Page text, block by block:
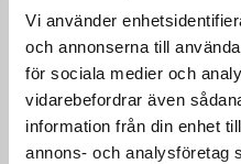
Vi använder
och annonserna till
för sociala medier och
vidarebefordrar även
information från din enhet
annons- och analysföretag
Soneparlager på
direkt ute på bygget?
påfyllning och
smidigare för
snedkoppling, tävling